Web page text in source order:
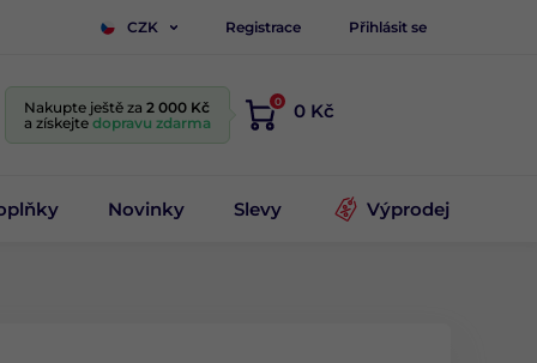
CZK Registrace Přihlásit se
Nakupte ještě za 2 000 Kč
a získejte dopravu zdarma
0 0 Kč
Novinky Slevy Výprodej